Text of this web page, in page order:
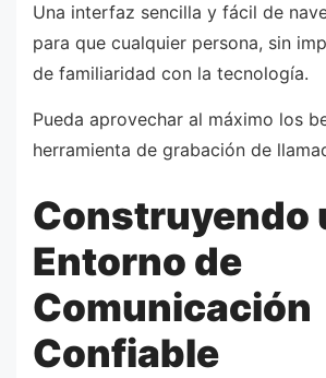
Una interfaz sencilla y fácil de
para que cualquier persona, sin
de familiaridad con la tecnología.
Pueda aprovechar al máximo los
herramienta de grabación de
Construyendo
Entorno de
Comunicación
Confiable